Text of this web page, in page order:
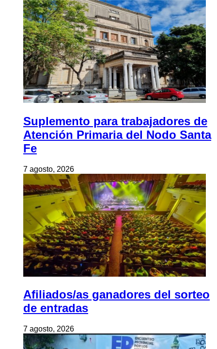
Suplemento para trabajadores de
Atención Primaria del Nodo Santa
Fe
7 agosto, 2026
Afiliados/as ganadores del sorteo
de entradas
7 agosto, 2026